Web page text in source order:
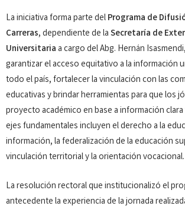
La iniciativa forma parte delPrograma de
Carreras, dependiente de laSecretaría de
Universitariaa cargo del Abg. Hernán
garantizar el acceso equitativo a la información
todo el país, fortalecer la vinculación con las
educativas y brindar herramientas para que los
proyecto académico en base a información clara
ejes fundamentales incluyen el derecho a la
información, la federalización de la educación
vinculación territorial y la orientación vocacional.
La resolución rectoral que institucionalizó el
antecedente la experiencia de la jornada